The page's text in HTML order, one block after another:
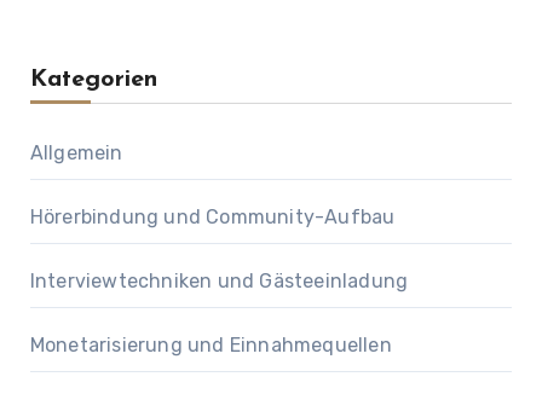
Kategorien
Allgemein
Hörerbindung und Community-Aufbau
Interviewtechniken und Gästeeinladung
Monetarisierung und Einnahmequellen